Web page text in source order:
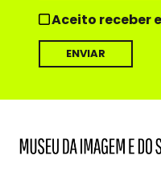
Aceito receber